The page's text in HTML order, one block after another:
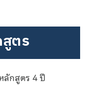
ตร
กสูตร 4 ปี